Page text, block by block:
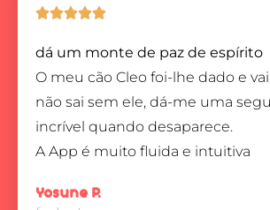

dá um monte de paz de espírito
O meu cão Cleo foi-lhe dado e
não sai sem ele, dá-me uma
incrível quando desaparece.
A App é muito fluida e intuitiva
Yosune P.